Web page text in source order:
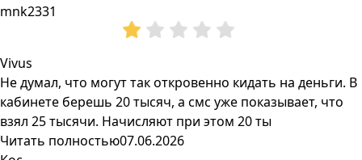
mnk2331
Vivus
Не думал, что могут так откровенно кидать на деньги. В
кабинете берешь 20 тысяч, а смс уже показывает, что
взял 25 тысячи. Начисляют при этом 20 ты
Читать полностью07.06.2026